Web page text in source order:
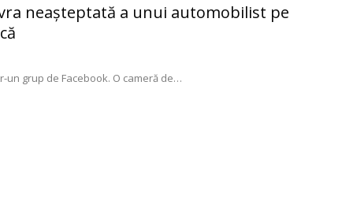
neașteptată a unui automobilist pe
grup de Facebook. O cameră de…